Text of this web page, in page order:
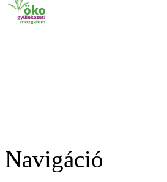
Navigáció